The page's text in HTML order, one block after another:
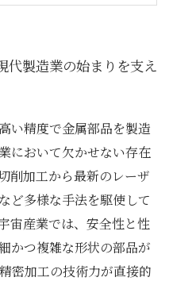
値｜品質向上と業界
挑戦とイノベーショ
精密金属加工技術の
代製造業の始まりを支え
い精度で金属部品を製造
において欠かせない存在
削加工から最新のレーザ
ど多様な手法を駆使して
宙産業では、安全性と性
かつ複雑な形状の部品が
密加工の技術力が直接的